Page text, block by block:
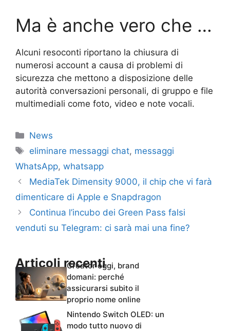
Ma è anche vero che …
Alcuni resoconti riportano la chiusura di
numerosi account a causa di problemi di
sicurezza che mettono a disposizione delle
autorità conversazioni personali, di gruppo e file
multimediali come foto, video e note vocali.
Categorie
News
Tag
eliminare messaggi chat, messaggi
WhatsApp, whatsapp
MediaTek Dimensity 9000, il chip che vi farà
dimenticare di Apple e Snapdragon
Continua l’incubo dei Green Pass falsi
venduti su Telegram: ci sarà mai una fine?
Articoli recenti
Creator oggi, brand
domani: perché
assicurarsi subito il
proprio nome online
Nintendo Switch OLED: un
modo tutto nuovo di